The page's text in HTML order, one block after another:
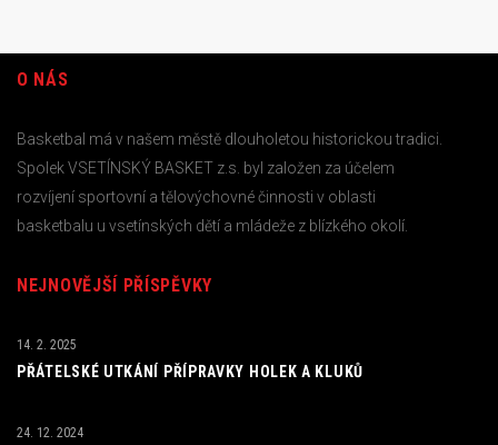
O NÁS
Basketbal má v našem městě dlouholetou historickou tradici.
Spolek VSETÍNSKÝ BASKET z.s. byl založen za účelem
rozvíjení sportovní a tělovýchovné činnosti v oblasti
basketbalu u vsetínských dětí a mládeže z blízkého okolí.
NEJNOVĚJŠÍ PŘÍSPĚVKY
PŘÁTELSKÉ UTKÁNÍ PŘÍPRAVKY HOLEK A KLUKŮ
14. 2. 2025
24. 12. 2024